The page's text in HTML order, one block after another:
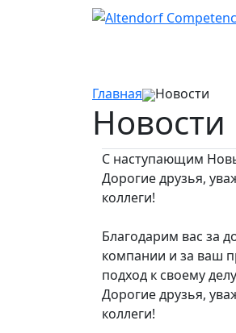
Главная Новости
Новости
С наступающим
Дорогие друзья,
коллеги!
Благодарим вас за
компании и за ваш
подход к своему
Дорогие друзья,
коллеги!